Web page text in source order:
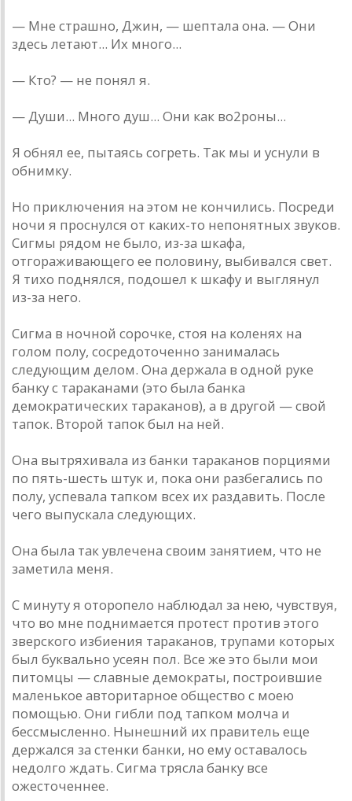
— Мне страшно, Джин, — шептала она. — Они
здесь летают... Их много...
— Кто? — не понял я.
— Души... Много душ... Они как во2роны...
Я обнял ее, пытаясь согреть. Так мы и уснули в
обнимку.
Но приключения на этом не кончились. Посреди
ночи я проснулся от каких-то непонятных звуков.
Сигмы рядом не было, из-за шкафа,
отгораживающего ее половину, выбивался свет.
Я тихо поднялся, подошел к шкафу и выглянул
из-за него.
Сигма в ночной сорочке, стоя на коленях на
голом полу, сосредоточенно занималась
следующим делом. Она держала в одной руке
банку с тараканами (это была банка
демократических тараканов), а в другой — свой
тапок. Второй тапок был на ней.
Она вытряхивала из банки тараканов порциями
по пять-шесть штук и, пока они разбегались по
полу, успевала тапком всех их раздавить. После
чего выпускала следующих.
Она была так увлечена своим занятием, что не
заметила меня.
С минуту я оторопело наблюдал за нею, чувствуя,
что во мне поднимается протест против этого
зверского избиения тараканов, трупами которых
был буквально усеян пол. Все же это были мои
питомцы — славные демократы, построившие
маленькое авторитарное общество с моею
помощью. Они гибли под тапком молча и
бессмысленно. Нынешний их правитель еще
держался за стенки банки, но ему оставалось
недолго ждать. Сигма трясла банку все
ожесточеннее.